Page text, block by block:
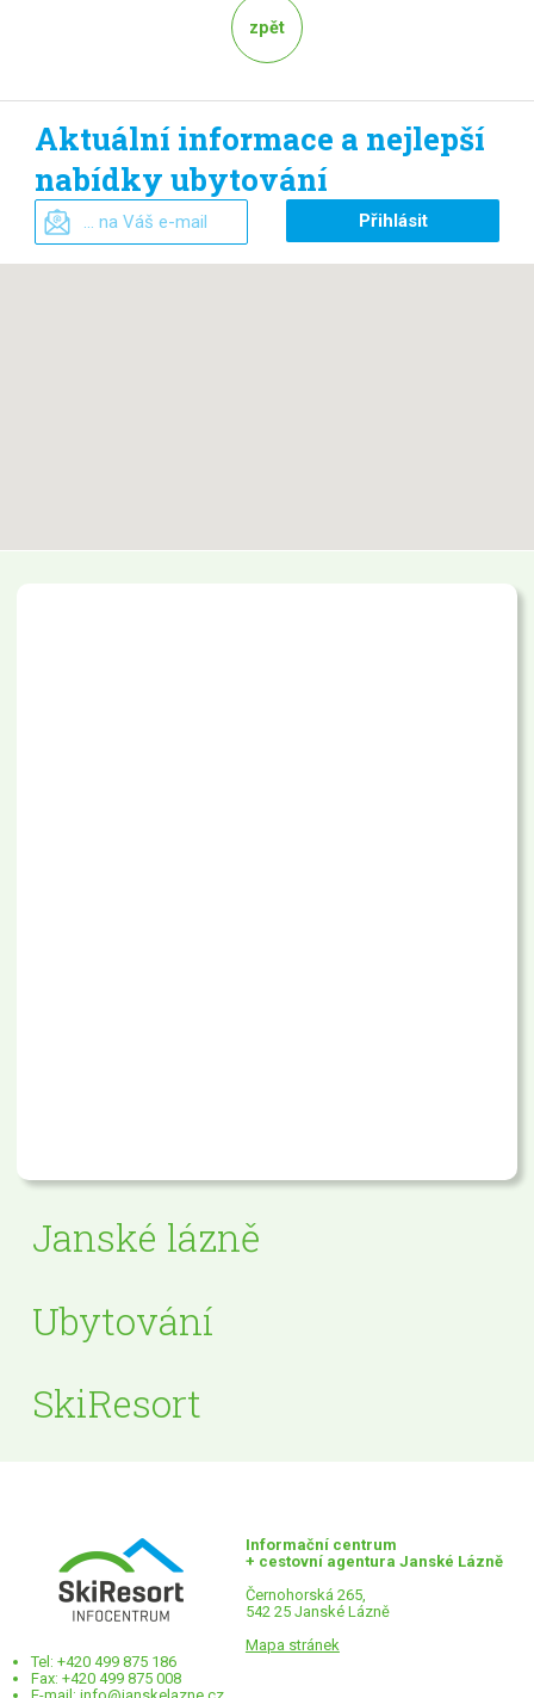
zpět
Aktuální informace a nejlepší
nabídky ubytování
Janské lázně
Ubytování
SkiResort
Informační centrum
+ cestovní agentura Janské Lázně
Černohorská 265,
542 25 Janské Lázně
Mapa stránek
Tel: +420 499 875 186
Fax: +420 499 875 008